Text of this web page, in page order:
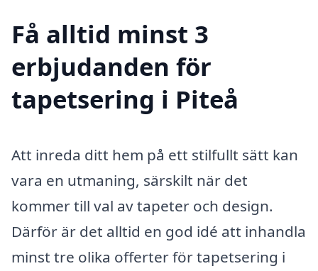
Få alltid minst 3
erbjudanden för
tapetsering i Piteå
Att inreda ditt hem på ett stilfullt sätt kan
vara en utmaning, särskilt när det
kommer till val av tapeter och design.
Därför är det alltid en god idé att inhandla
minst tre olika offerter för tapetsering i